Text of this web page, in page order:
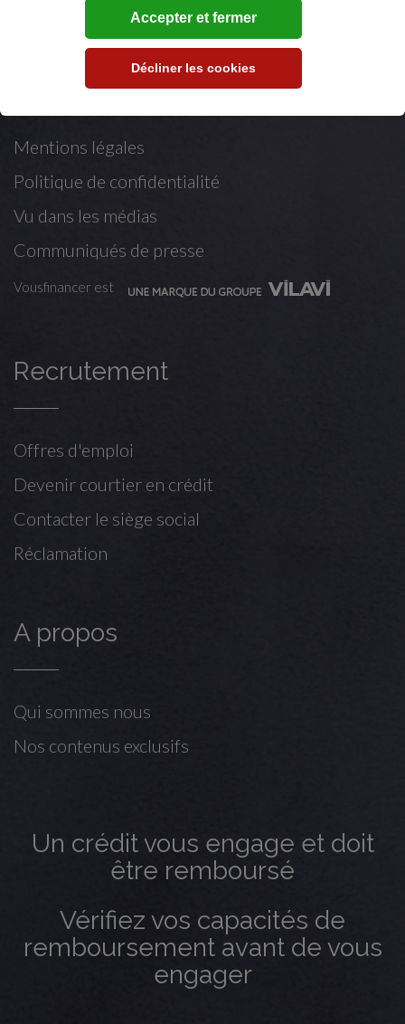
Mentions légales
Mentions légales
Politique de confidentialité
Vu dans les médias
Communiqués de presse
Vousfinancer est
Recrutement
Offres d'emploi
Devenir courtier en crédit
Contacter le siège social
Réclamation
A propos
Qui sommes nous
Nos contenus exclusifs
Un crédit vous engage et doit
être remboursé
Vérifiez vos capacités de
remboursement avant de vous
engager
Décliner les cookies
Accepter et fermer